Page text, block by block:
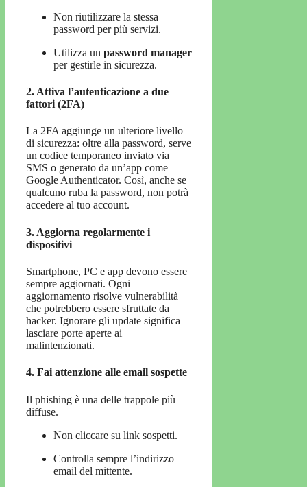
Non riutilizzare la stessa
password per più servizi.
Utilizza un password manager
per gestirle in sicurezza.
2. Attiva l’autenticazione a due
fattori (2FA)
La 2FA aggiunge un ulteriore livello
di sicurezza: oltre alla password, serve
un codice temporaneo inviato via
SMS o generato da un’app come
Google Authenticator. Così, anche se
qualcuno ruba la password, non potrà
accedere al tuo account.
3. Aggiorna regolarmente i
dispositivi
Smartphone, PC e app devono essere
sempre aggiornati. Ogni
aggiornamento risolve vulnerabilità
che potrebbero essere sfruttate da
hacker. Ignorare gli update significa
lasciare porte aperte ai
malintenzionati.
4. Fai attenzione alle email sospette
Il phishing è una delle trappole più
diffuse.
Non cliccare su link sospetti.
Controlla sempre l’indirizzo
email del mittente.